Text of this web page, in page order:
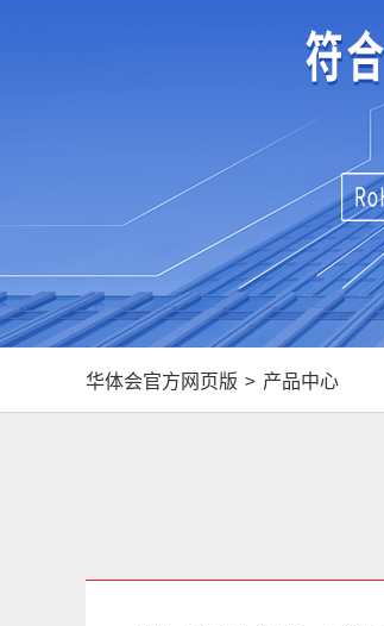
华体会官方网页版 > 产品中心